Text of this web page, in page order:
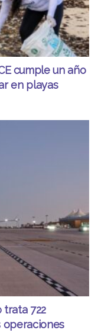
cumple un año
en playas
trata 722
operaciones